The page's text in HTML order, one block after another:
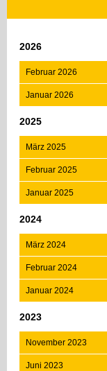
2026
Februar 2026
Januar 2026
2025
März 2025
Februar 2025
Januar 2025
2024
März 2024
Februar 2024
Januar 2024
2023
November 2023
Juni 2023